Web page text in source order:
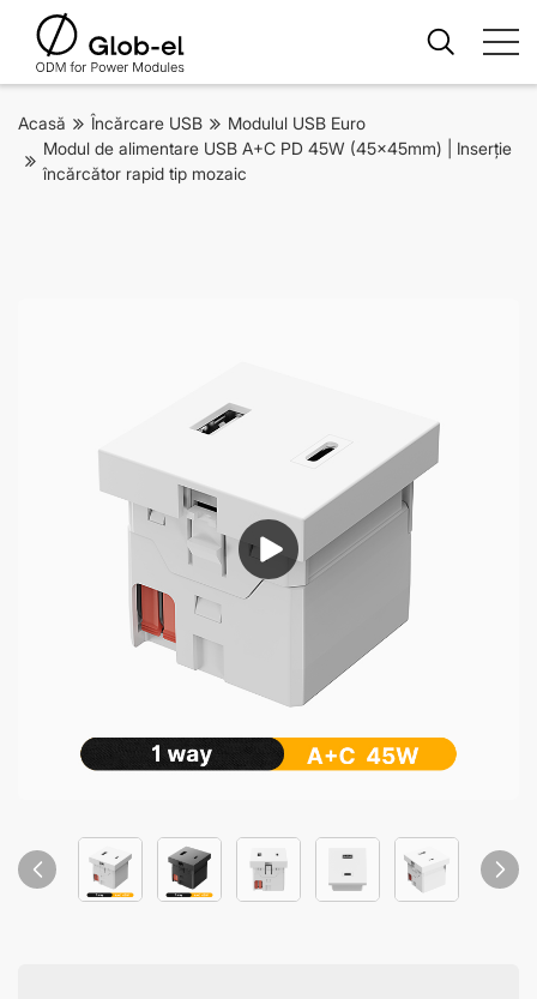
Acasă Încărcare USB
Modulul USB Euro
Modul de alimentare USB A+C PD 45W (45x45mm) | Inserție
încărcător rapid tip mozaic